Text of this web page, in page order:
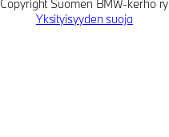
Copyright Suomen BMW-kerho ry
Yksityisyyden suoja